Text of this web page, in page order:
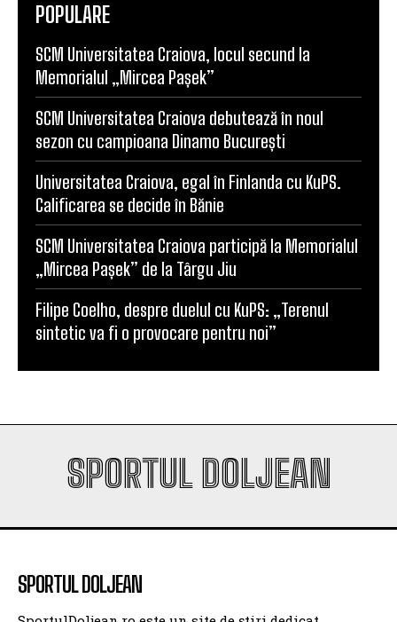
POPULARE
SCM Universitatea Craiova, locul secund la
Memorialul „Mircea Pașek”
SCM Universitatea Craiova debutează în noul
sezon cu campioana Dinamo București
Universitatea Craiova, egal în Finlanda cu KuPS.
Calificarea se decide în Bănie
SCM Universitatea Craiova participă la Memorialul
„Mircea Pașek” de la Târgu Jiu
Filipe Coelho, despre duelul cu KuPS: „Terenul
sintetic va fi o provocare pentru noi”
SPORTUL DOLJEAN
SPORTUL DOLJEAN